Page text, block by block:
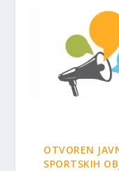
OTVOREN
SPORTSKIH